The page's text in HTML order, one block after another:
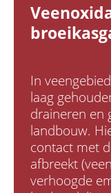
In
laag
draineren en
landbouw.
contact met
afbreekt
verhoogde